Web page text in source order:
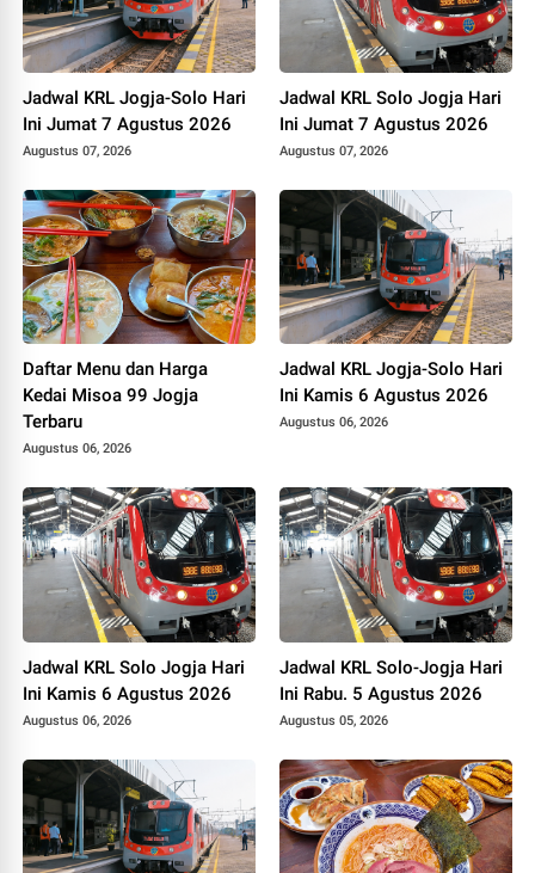
Jadwal KRL Jogja-Solo Hari
Ini Jumat 7 Agustus 2026
Augustus 07, 2026
Jadwal KRL Solo Jogja Hari
Ini Jumat 7 Agustus 2026
Augustus 07, 2026
Daftar Menu dan Harga
Kedai Misoa 99 Jogja
Terbaru
Augustus 06, 2026
Jadwal KRL Jogja-Solo Hari
Ini Kamis 6 Agustus 2026
Augustus 06, 2026
Jadwal KRL Solo Jogja Hari
Ini Kamis 6 Agustus 2026
Augustus 06, 2026
Jadwal KRL Solo-Jogja Hari
Ini Rabu. 5 Agustus 2026
Augustus 05, 2026